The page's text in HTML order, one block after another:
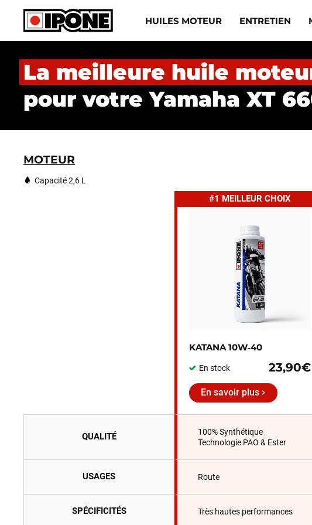
Ipone
HUILES MOTEUR
ENTRETIEN
HUILES MOTEUR
La meilleure huile
pour votre Yamaha XT
MOTEUR
Capacité 2,6 L
#1 MEILLEUR CHOIX
KATANA 10W‑40
En stock 23,90€
En savoir plus
QUALITÉ
100% Synthétique
Technologie PAO & Ester
USAGES Route
SPÉCIFICITÉS Très hautes performances